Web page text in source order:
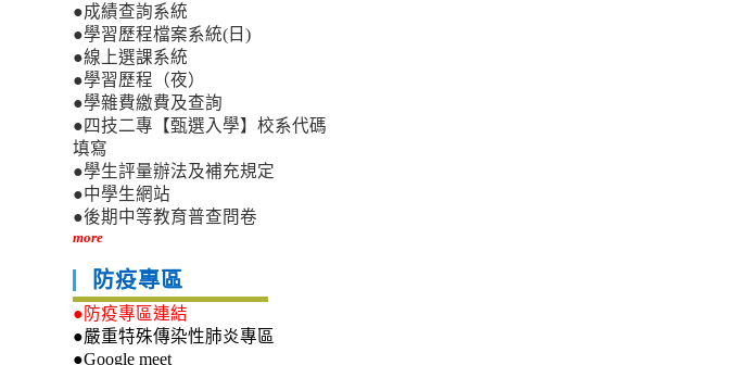
●成績查詢系統
●學習歷程檔案系統(日)
●線上選課系統
●學習歷程（夜）
●學雜費繳費及查詢
●四技二專【甄選入學】校系代碼
填寫
●學生評量辦法及補充規定
●中學生網站
●後期中等教育普查問卷
more
防疫專區
●防疫專區連結
●嚴重特殊傳染性肺炎專區
●Google meet